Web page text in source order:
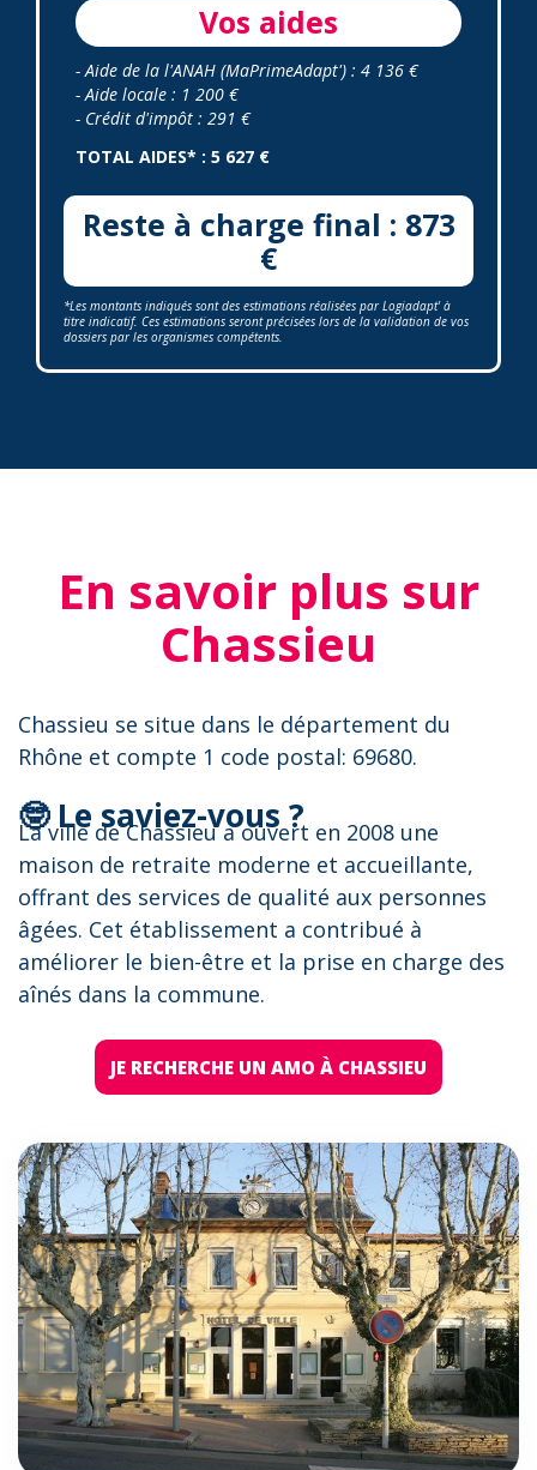
Vos aides
- Aide de la l'ANAH (MaPrimeAdapt') : 4 136 €
- Aide locale : 1 200 €
- Crédit d'impôt : 291 €
TOTAL AIDES* : 5 627 €
Reste à charge final : 873
€
*Les montants indiqués sont des estimations réalisées par Logiadapt' à
titre indicatif. Ces estimations seront précisées lors de la validation de vos
dossiers par les organismes compétents.
En savoir plus sur
Chassieu
Chassieu se situe dans le département du
Rhône et compte 1 code postal: 69680.
🤓 Le saviez-vous ?
La ville de Chassieu a ouvert en 2008 une
maison de retraite moderne et accueillante,
offrant des services de qualité aux personnes
âgées. Cet établissement a contribué à
améliorer le bien-être et la prise en charge des
aînés dans la commune.
JE RECHERCHE UN AMO À CHASSIEU